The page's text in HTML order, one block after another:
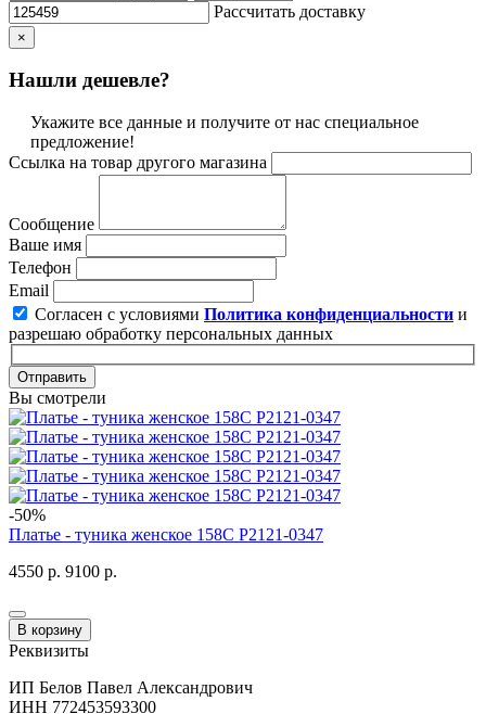
Рассчитать доставку
×
Нашли дешевле?
Укажите все данные и получите от нас специальное
предложение!
Ссылка на товар другого магазина
Сообщение
Ваше имя
Телефон
Email
Согласен с условиями Политика конфиденциальности и
разрешаю обработку персональных данных
Отправить
Вы смотрели
-50%
Платье - туника женское 158C P2121-0347
4550 р. 9100 р.
В корзину
Реквизиты
ИП Белов Павел Александрович
ИНН 772453593300